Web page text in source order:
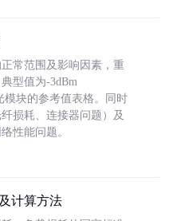
常范围及影响因素，重
型值为-3dBm
模块的参考值表格。同时
损耗、连接器问题）及
性能问题。
计算方法